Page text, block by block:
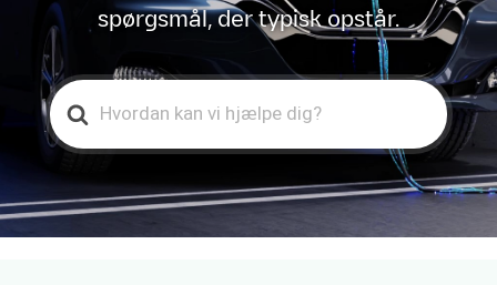
spørgsmål, der typisk opstår.
Search
For